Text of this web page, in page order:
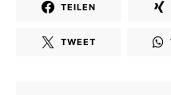
TEILEN
TWEET